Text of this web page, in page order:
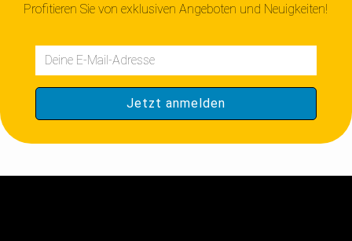
Profitieren Sie von exklusiven Angeboten und Neuigkeiten!